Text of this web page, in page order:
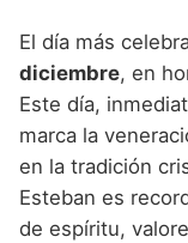
El día más
diciembre, en
Este día,
marca la
en la tradición
Esteban es
de espíritu,